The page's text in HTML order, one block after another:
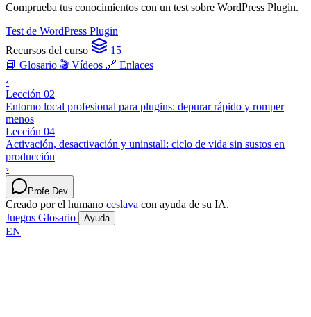
Comprueba tus conocimientos con un test sobre WordPress Plugin.
Test de WordPress Plugin
Recursos del curso
15
📘 Glosario 🎬 Vídeos 🔗 Enlaces
‹
Lección 02
Entorno local profesional para plugins: depurar rápido y romper
menos
Lección 04
Activación, desactivación y uninstall: ciclo de vida sin sustos en
producción
›
Profe Dev
Creado por el humano ceslava con ayuda de su IA.
Juegos Glosario Ayuda
EN